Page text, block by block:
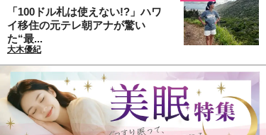
「100ドル札は使えない!?」ハワ
イ移住の元テレ朝アナが驚い
た“最...
大木優紀